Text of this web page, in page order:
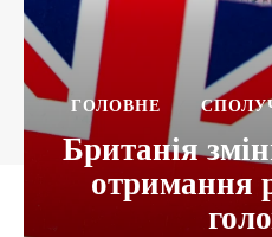
ГОЛОВНЕ
Британія
отримання